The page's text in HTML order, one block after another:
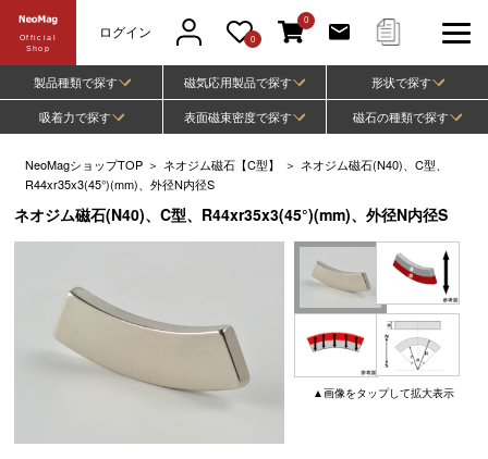
Official
Shop
ログイン 0
0
製品種類で探す 磁気応用製品で探す
形状で探す
吸着力で探す
表面磁束密度で探す 磁石の種類で探す
NeoMagショップTOP ＞ ネオジム磁石【C型】 ＞ ネオジム磁石(N40)、C型、
R44xr35x3(45°)(mm)、外径N内径S
ネオジム磁石(N40)、C型、R44xr35x3(45°)(mm)、外径N内径S
▲画像をタップして拡大表示